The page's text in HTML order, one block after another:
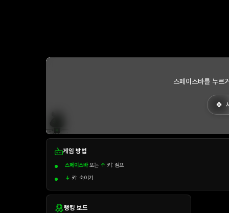
스페이스바를 누르
게임 방법
스페이스바또는 ↑ 키: 점프
↓ 키: 숙이기
랭킹 보드